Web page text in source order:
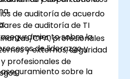
de auditoría de acuerdo
de auditoría de TI
sobre la
de liderazgo y
sobre la
CPA, profesionales
y externos, seguridad
profesionales de